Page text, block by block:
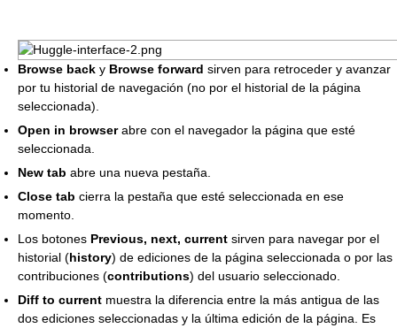
Browse back y Browse forward sirven para retroceder y avanzar
por tu historial de navegación (no por el historial de la página
seleccionada).
Open in browserabre con el navegador la página que esté
seleccionada.
New tab abre una nueva pestaña.
Close tab cierra la pestaña que esté seleccionada en ese
momento.
Los botones Previous, next, current sirven para navegar por el
historial (history) de ediciones de la página seleccionada o por las
contribuciones (contributions) del usuario seleccionado.
Diff to current muestra la diferencia entre la más antigua de las
dos ediciones seleccionadas y la última edición de la página. Es